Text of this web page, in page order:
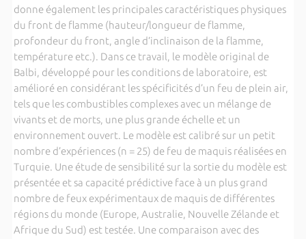
donne également les principales caractéristiques physiques
du front de flamme (hauteur/longueur de flamme,
profondeur du front, angle d’inclinaison de la flamme,
température etc.). Dans ce travail, le modèle original de
Balbi, développé pour les conditions de laboratoire, est
amélioré en considérant les spécificités d’un feu de plein air,
tels que les combustibles complexes avec un mélange de
vivants et de morts, une plus grande échelle et un
environnement ouvert. Le modèle est calibré sur un petit
nombre d’expériences (n = 25) de feu de maquis réalisées en
Turquie. Une étude de sensibilité sur la sortie du modèle est
présentée et sa capacité prédictive face à un plus grand
nombre de feux expérimentaux de maquis de différentes
régions du monde (Europe, Australie, Nouvelle Zélande et
Afrique du Sud) est testée. Une comparaison avec des